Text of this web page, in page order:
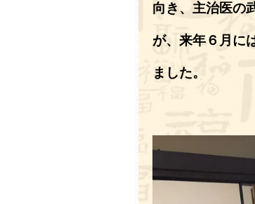
向き、主治医の
が、来年６月に
ました。